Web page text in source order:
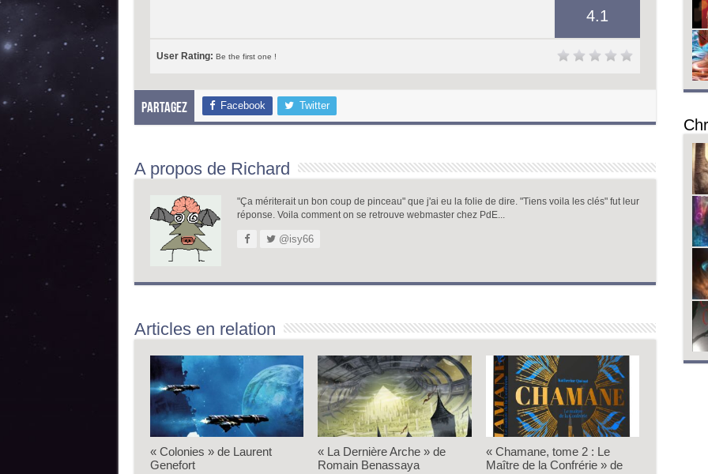
4.1
User Rating: Be the first one !
Partagez Facebook Twitter
A propos de Richard
"Ça mériterait un bon coup de pinceau" que j'ai eu la folie de dire. "Tiens voila les clés" fut leur
réponse. Voila comment on se retrouve webmaster chez PdE...
@isy66
Articles en relation
« Colonies » de Laurent
Genefort
« La Dernière Arche » de
Romain Benassaya
« Chamane, tome 2 : Le
Maître de la Confrérie » de